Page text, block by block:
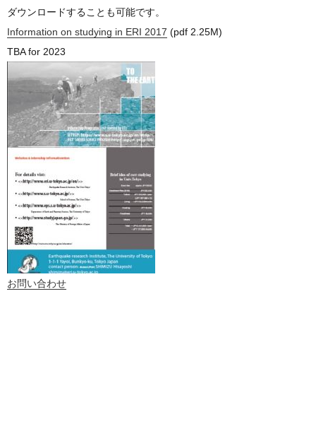
ダウンロードすることも可能です。
Information on studying in ERI 2017 (pdf 2.25M)
TBA for 2023
お問い合わせ